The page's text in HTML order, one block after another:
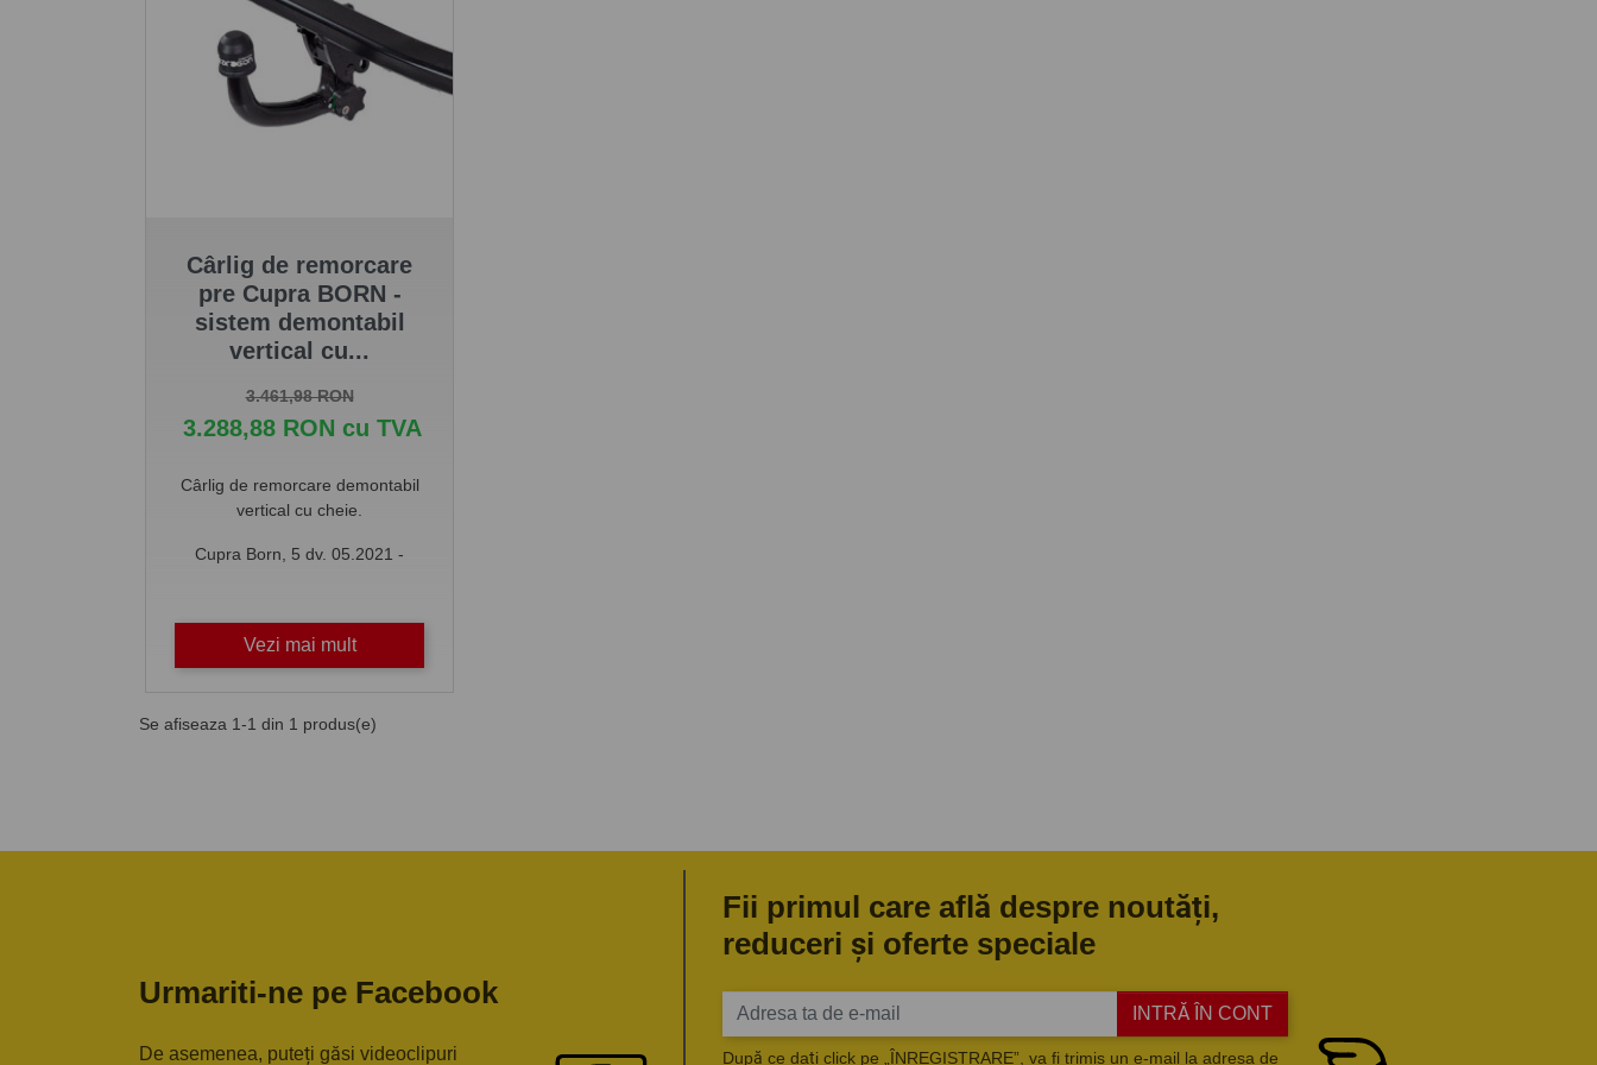
Cârlig de remorcare
pre Cupra BORN -
sistem demontabil
vertical cu...
Pret de baza
3.461,98 RONPret
3.288,88 RON cu TVA
Cârlig de remorcare demontabil
vertical cu cheie.
Cupra Born, 5 dv. 05.2021 -
Vezi mai mult
Se afiseaza 1-1 din 1 produs(e)
Urmariti-ne pe Facebook
De asemenea, puteți găsi videoclipuri
Fii primul care află despre noutăți,
reduceri și oferte speciale
INTRĂ ÎN CONT
După ce dați click pe „ÎNREGISTRARE”, va fi trimis un e-mail la adresa de